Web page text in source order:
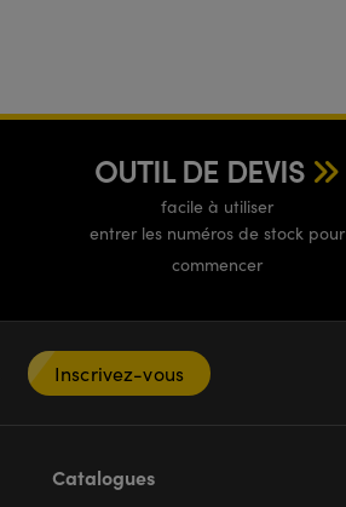
OUTIL DE DEVIS
facile à utiliser
entrer les numéros de stock pour
commencer
Inscrivez-vous
Catalogues